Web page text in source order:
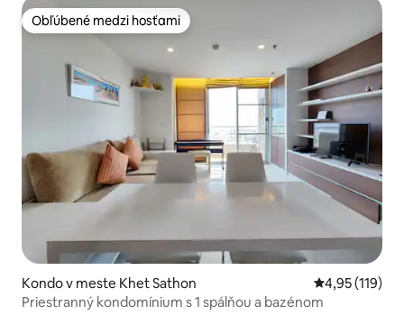
Obľúbené medzi hosťami
Obľúbené medzi hosťami
Kondo v meste Khet Sathon Priemerné
4,95 (119)
Priestranný kondomínium s 1 spálňou a bazénom